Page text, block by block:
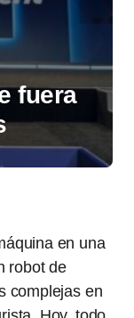
fuera
en una
robot de
complejas en